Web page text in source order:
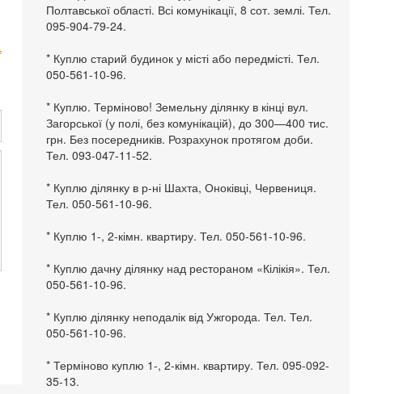
Полтавської області. Всі комунікації, 8 сот. землі. Тел.
095-904-79-24.
* Куплю старий будинок у місті або передмісті. Тел.
050-561-10-96.
* Куплю. Терміново! Земельну ділянку в кінці вул.
Загорської (у полі, без комунікацій), до 300—400 тис.
грн. Без посередників. Розрахунок протягом доби.
Тел. 093-047-11-52.
* Куплю ділянку в р-ні Шахта, Оноківці, Червениця.
Тел. 050-561-10-96.
* Куплю 1-, 2-кімн. квартиру. Тел. 050-561-10-96.
* Куплю дачну ділянку над рестораном «Кілікія». Тел.
050-561-10-96.
* Куплю ділянку неподалік від Ужгорода. Тел. Тел.
050-561-10-96.
* Терміново куплю 1-, 2-кімн. квартиру. Тел. 095-092-
35-13.